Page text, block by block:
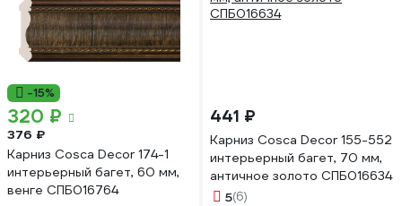
-15%
320 ₽
376 ₽
Карниз Cosca Decor 174-1
интерьерный багет, 60 мм,
венге СПБ016764
441 ₽
Карниз Cosca Decor 155-552
интерьерный багет, 70 мм,
античное золото СПБ016634
5(6)